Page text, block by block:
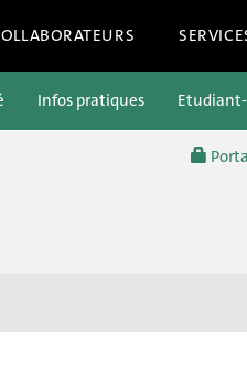
Infos pratiques